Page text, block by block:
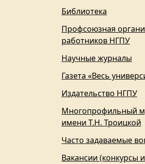
Библиотека
Профсоюзная
работников НГПУ
Научные журналы
Газета «Весь
Издательство НГПУ
Многопрофильный
имени Т.Н. Троицкой
Часто задаваемые
Вакансии (конкурсы